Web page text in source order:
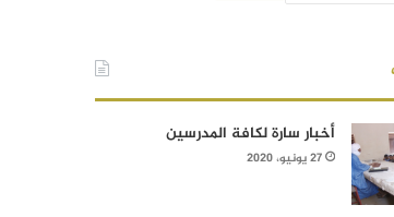
أخبار سارة لكافة المدرسين
27 يونيو، 2020